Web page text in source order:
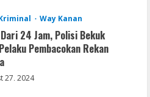
R2024b Crack exe [Full] x64
Way Kanan
24 Jam, Polisi Bekuk
Pembacokan Rekan
27, 2024